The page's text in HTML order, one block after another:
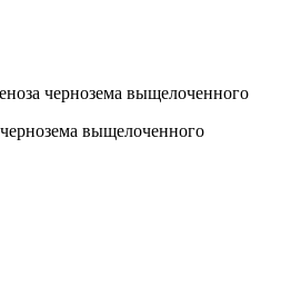
чернозема выщелоченного
выщелоченного